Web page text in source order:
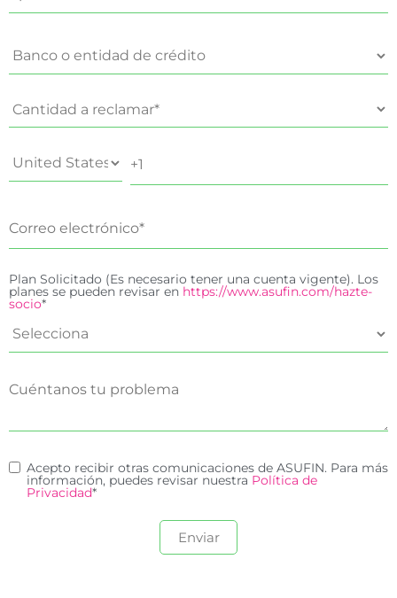
Plan Solicitado (Es necesario tener una cuenta vigente). Los
planes se pueden revisar en https://www.asufin.com/hazte-
socio*
Acepto recibir otras comunicaciones de ASUFIN. Para más
información, puedes revisar nuestra Política de
Privacidad*